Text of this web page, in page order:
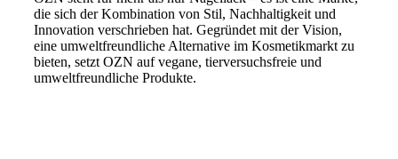
die sich der Kombination von Stil, Nachhaltigkeit und
Innovation verschrieben hat. Gegründet mit der Vision,
eine umweltfreundliche Alternative im Kosmetikmarkt zu
bieten, setzt OZN auf vegane, tierversuchsfreie und
umweltfreundliche Produkte.